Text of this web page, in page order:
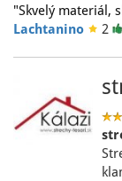
"Skvelý materiál,
Lachtanino
2